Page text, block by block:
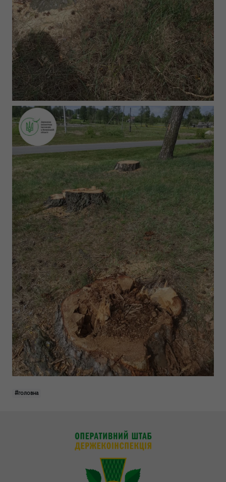
#головна